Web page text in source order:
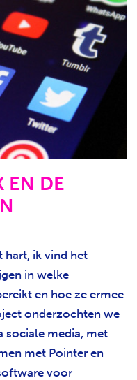
EN DE
hart, ik vind het
in welke
en hoe ze ermee
onderzochten we
sociale media, met
met Pointer en
voor